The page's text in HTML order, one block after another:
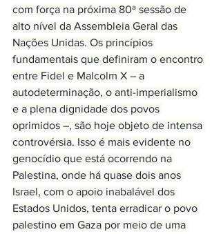
com força na próxima 80ª sessão de
alto nível da Assembleia Geral das
Nações Unidas. Os princípios
fundamentais que definiram o encontro
entre Fidel e Malcolm X – a
autodeterminação, o anti-imperialismo
e a plena dignidade dos povos
oprimidos –, são hoje objeto de intensa
controvérsia. Isso é mais evidente no
genocídio que está ocorrendo na
Palestina, onde há quase dois anos
Israel, com o apoio inabalável dos
Estados Unidos, tenta erradicar o povo
palestino em Gaza por meio de uma